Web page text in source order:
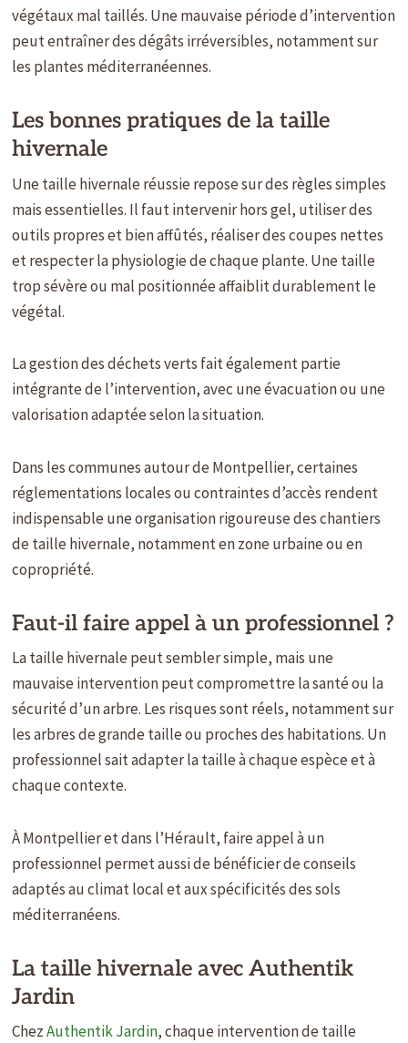
végétaux mal taillés. Une mauvaise période d’intervention
peut entraîner des dégâts irréversibles, notamment sur
les plantes méditerranéennes.
Les bonnes pratiques de la taille
hivernale
Une taille hivernale réussie repose sur des règles simples
mais essentielles. Il faut intervenir hors gel, utiliser des
outils propres et bien affûtés, réaliser des coupes nettes
et respecter la physiologie de chaque plante. Une taille
trop sévère ou mal positionnée affaiblit durablement le
végétal.
La gestion des déchets verts fait également partie
intégrante de l’intervention, avec une évacuation ou une
valorisation adaptée selon la situation.
Dans les communes autour de Montpellier, certaines
réglementations locales ou contraintes d’accès rendent
indispensable une organisation rigoureuse des chantiers
de taille hivernale, notamment en zone urbaine ou en
copropriété.
Faut-il faire appel à un professionnel ?
La taille hivernale peut sembler simple, mais une
mauvaise intervention peut compromettre la santé ou la
sécurité d’un arbre. Les risques sont réels, notamment sur
les arbres de grande taille ou proches des habitations. Un
professionnel sait adapter la taille à chaque espèce et à
chaque contexte.
À Montpellier et dans l’Hérault, faire appel à un
professionnel permet aussi de bénéficier de conseils
adaptés au climat local et aux spécificités des sols
méditerranéens.
La taille hivernale avec Authentik
Jardin
ChezAuthentik Jardin, chaque intervention de taille